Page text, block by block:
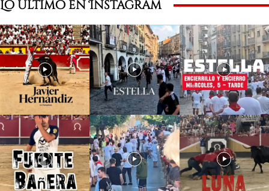
Lo último en Instagram